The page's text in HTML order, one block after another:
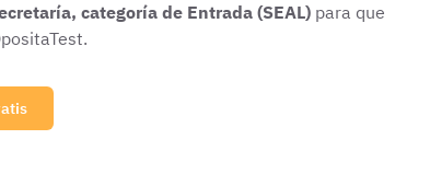
categoría de Entrada (SEAL) para que